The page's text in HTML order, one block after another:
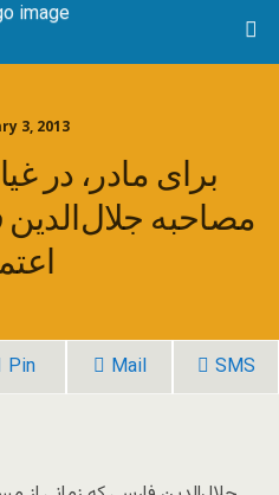
3, 2013
برای مادر، در
مصاحبه
Pin Mail SMS